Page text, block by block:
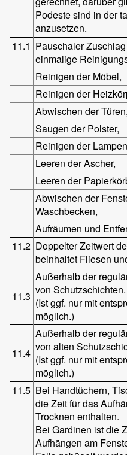
Podeste sind in der
anzusetzen.
11.1 Pauschaler
einmalige
Reinigen der Möbel,
Reinigen der
Abwischen der Türen,
Saugen der Polster,
Reinigen der
Leeren der Ascher,
Leeren der
Abwischen der
Waschbecken,
Aufräumen und
11.2 Doppelter Zeitwert
beinhaltet Fliesen
11.3
Außerhalb der
von Schutzschichten.
(Ist ggf. nur mit
möglich.)
11.4
Außerhalb der
von alten
(Ist ggf. nur mit
möglich.)
11.5 Bei Handtüchern,
die Zeit für das
Trocknen enthalten.
Bei Gardinen ist die
Aufhängen am